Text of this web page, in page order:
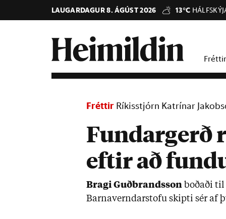
LAUGARDAGUR 8. ÁGÚST 2026 13°C
Fréttir
Fréttir Ríkisstjórn Katrínar
Fundargerð
eftir að
Bragi Guð­brands­son boð­aði til
Barna­vernd­ar­stofu skipti sér af